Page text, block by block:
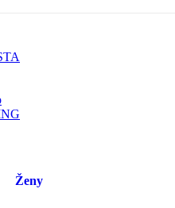
Ženy